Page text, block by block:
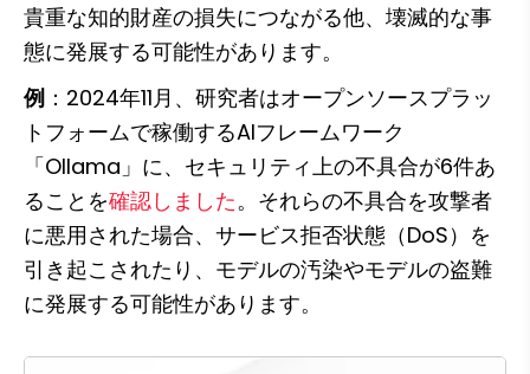
貴重な知的財産の損失につながる他、壊滅的な事
態に発展する可能性があります。
例 ：2024年11月、研究者はオープンソースプラッ
トフォームで稼働するAIフレームワーク
「Ollama」に、セキュリティ上の不具合が6件あ
ることを確認しました。それらの不具合を攻撃者
に悪用された場合、サービス拒否状態（DoS）を
引き起こされたり、モデルの汚染やモデルの盗難
に発展する可能性があります。